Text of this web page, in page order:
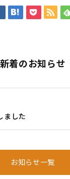
新着のお知らせ
ました
お知らせ一覧